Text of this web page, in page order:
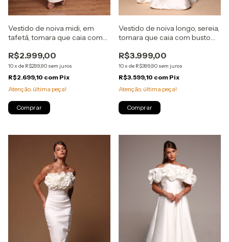
Vestido de noiva midi, em
tafetá, tomara que caia com
R$2.999,00
10x de R$299,90 sem juros
R$2.699,10 com Pix
Atenção, última peça!
Comprar
Vestido de noiva longo, sereia,
tomara que caia com busto
removíveis - Off White
R$3.999,00
10x de R$399,90 sem juros
R$3.599,10 com Pix
Atenção, última peça!
Comprar